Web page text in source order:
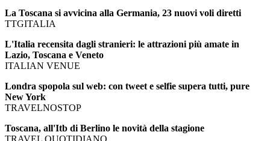
La Toscana si avvicina alla Germania, 23 nuovi voli diretti
TTGITALIA
L'Italia recensita dagli stranieri: le attrazioni più amate in
Lazio, Toscana e Veneto
ITALIAN VENUE
Londra spopola sul web: con tweet e selfie supera tutti, pure
New York
TRAVELNOSTOP
Toscana, all'Itb di Berlino le novità della stagione
TRAVEL QUOTIDIANO